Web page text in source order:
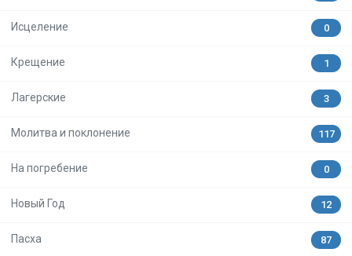
Исцеление 0
Крещение 1
Лагерские 3
Молитва и поклонение 117
На погребение 0
Новый Год 12
Пасха 87